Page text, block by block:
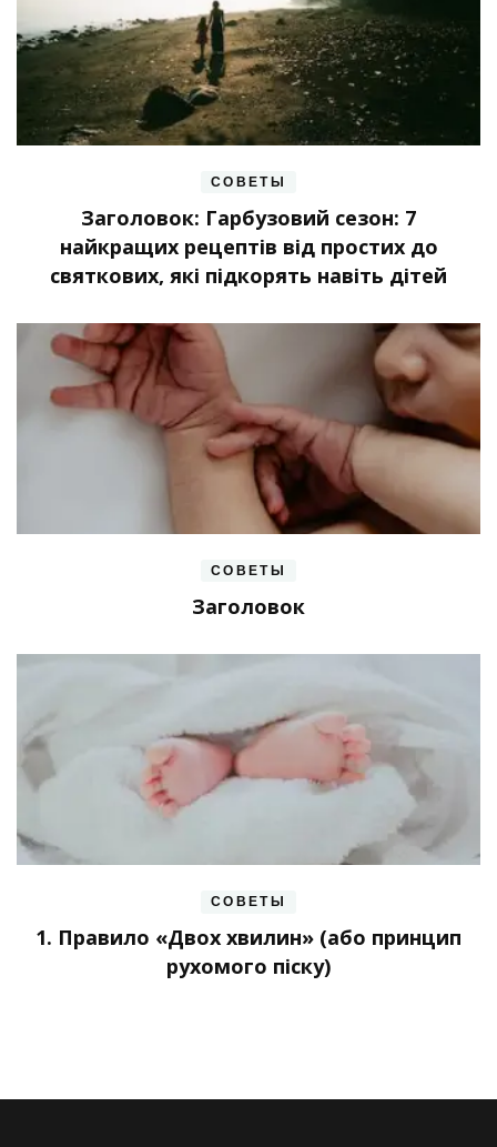
СОВЕТЫ
Заголовок: Гарбузовий сезон: 7
найкращих рецептів від простих до
святкових, які підкорять навіть дітей
СОВЕТЫ
Заголовок
СОВЕТЫ
1. Правило «Двох хвилин» (або принцип
рухомого піску)